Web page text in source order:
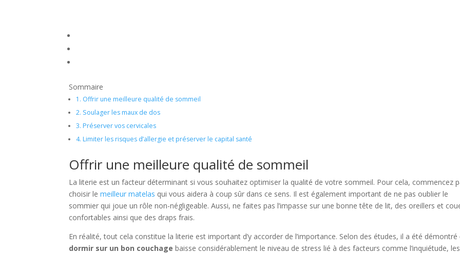
Sommaire
1. Offrir une meilleure qualité de sommeil
2. Soulager les maux de dos
3. Préserver vos cervicales
4. Limiter les risques d’allergie et préserver le capital santé
Offrir une meilleure qualité de sommeil
La literie est un facteur déterminant si vous souhaitez optimiser la qualité de votre sommeil. Pour cela, commencez
choisir lemeilleur matelas qui vous aidera à coup sûr dans ce sens. Il est également important de ne pas oublier le
sommier qui joue un rôle non-négligeable. Aussi, ne faites pas l’impasse sur une bonne tête de lit, des oreillers et
confortables ainsi que des draps frais.
En réalité, tout cela constitue la literie est important d’y accorder de l’importance. Selon des études, il a été démontré
dormir sur un bon couchage baisse considérablement le niveau de stress lié à des facteurs comme l’inquiétude, les